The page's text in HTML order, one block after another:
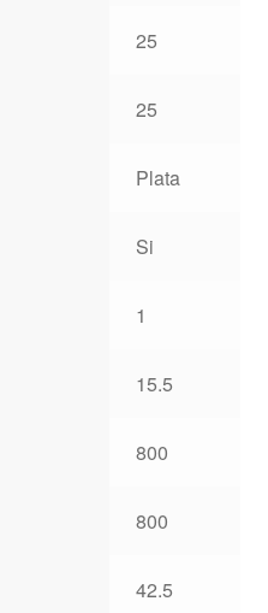
25
25
Plata
Si
1
15.5
800
800
42.5